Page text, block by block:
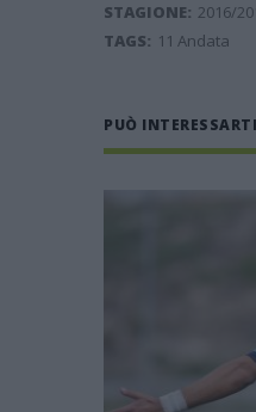
STAGIONE: 2016/
TAGS: 11 Andata
PUÒ